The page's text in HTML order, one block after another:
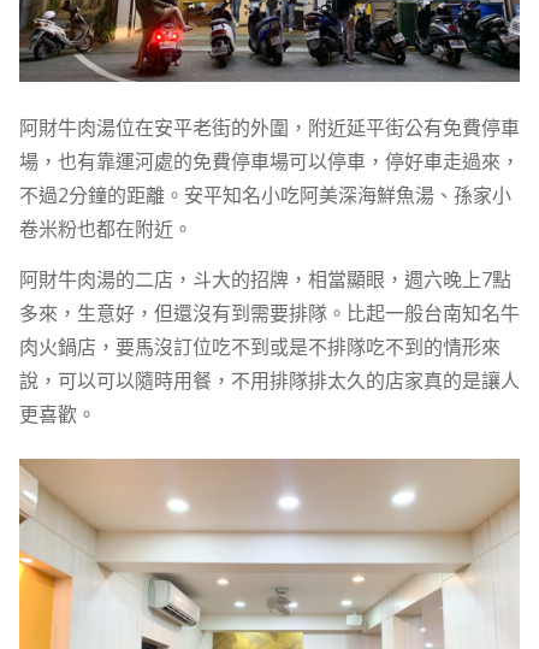
阿財牛肉湯位在安平老街的外圍，附近延平街公有免費停車
場，也有靠運河處的免費停車場可以停車，停好車走過來，
不過2分鐘的距離。安平知名小吃阿美深海鮮魚湯、孫家小
卷米粉也都在附近。
阿財牛肉湯的二店，斗大的招牌，相當顯眼，週六晚上7點
多來，生意好，但還沒有到需要排隊。比起一般台南知名牛
肉火鍋店，要馬沒訂位吃不到或是不排隊吃不到的情形來
說，可以可以隨時用餐，不用排隊排太久的店家真的是讓人
更喜歡。